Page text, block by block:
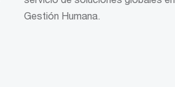
Gestión Humana.